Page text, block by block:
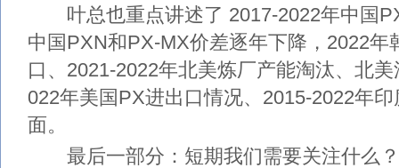
叶总也重点讲述了 2017-2022年中国
中国PXN和PX-MX价差逐年下降，2022年
口、2021-2022年北美炼厂产能淘汰、北
022年美国PX进出口情况、2015-2022年
面。
最后一部分：短期我们需要关注什么？